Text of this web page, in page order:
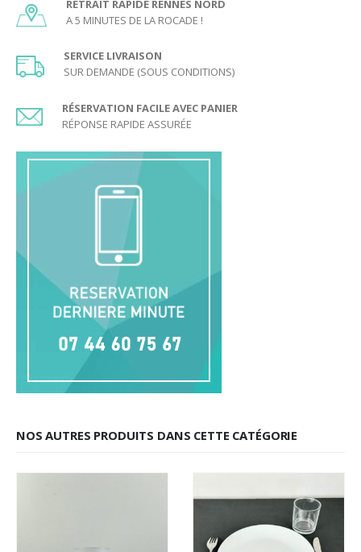
RETRAIT RAPIDE RENNES NORD
A 5 MINUTES DE LA ROCADE !
SERVICE LIVRAISON
SUR DEMANDE (SOUS CONDITIONS)
RÉSERVATION FACILE AVEC PANIER
RÉPONSE RAPIDE ASSURÉE
NOS AUTRES PRODUITS DANS CETTE CATÉGORIE